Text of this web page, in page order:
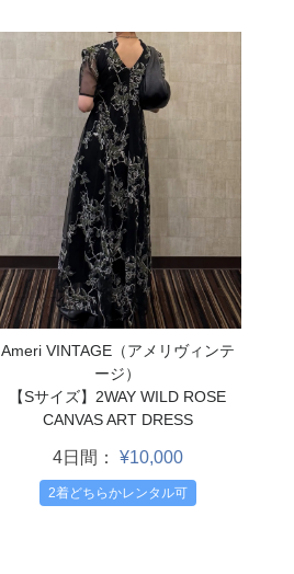
Ameri VINTAGE（アメリヴィンテ
ージ）
【Sサイズ】2WAY WILD ROSE
CANVAS ART DRESS
4日間： ¥10,000
2着どちらかレンタル可